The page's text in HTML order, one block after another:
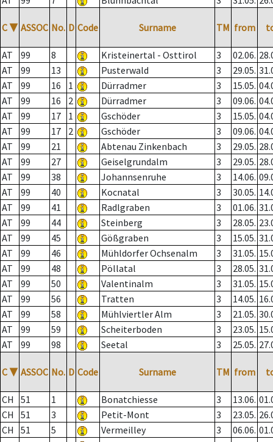
C ▼ ASSOC No. D Code Surname TM from
AT 99 8 Kristeinertal - Osttirol 3 02.06.
AT
99 13 Pusterwald 3 29.05.
AT
99 16 1 Dürradmer 3 15.05.
AT
99 16 2 Dürradmer 3 09.06.
AT
99 17 1 Gschöder 3 15.05.
AT
99 17 2 Gschöder 3 09.06.
AT
99 21 Abtenau Zinkenbach 3 29.05.
AT
99 27 Geiselgrundalm 3 29.05.
AT
99 38 Johannsenruhe 3 14.06.
AT
99 40 Kocnatal 3 30.05.
AT
99 41 Radlgraben 3 01.06.
AT
99 44 Steinberg 3 28.05.
AT
99 45 Gößgraben 3 15.05.
AT
99 46 Mühldorfer Ochsenalm 3 31.05.
AT
99 48 Pöllatal 3 28.05.
AT
99 50 Valentinalm 3 31.05.
AT
99 56 Tratten 3 14.05.
AT
99 58 Mühlviertler Alm 3 21.05.
AT
99 59 Scheiterboden 3 23.05.
AT
99 98 Seetal 3 25.05.
C ▼ ASSOC No. D Code Surname TM from
CH 51 1 Bonatchiesse 3 13.06.
CH
51 3 Petit-Mont 3 23.05.
CH
51 5 Vermeilley 3 06.06.